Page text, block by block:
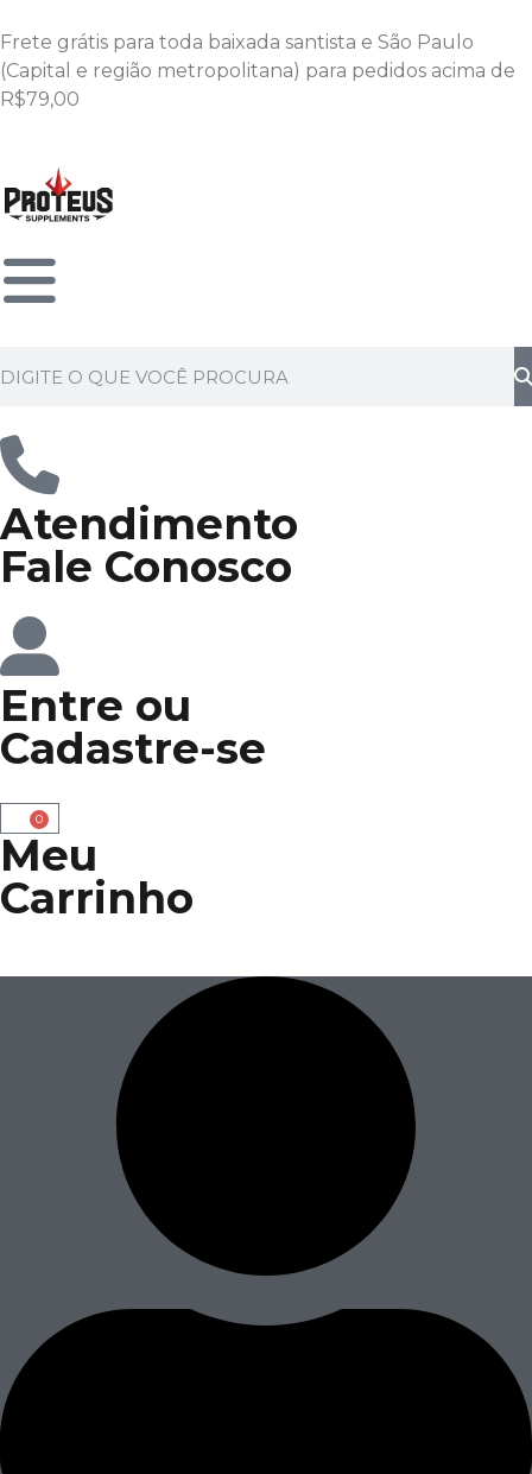
Frete grátis para toda baixada santista e São Paulo
(Capital e região metropolitana) para pedidos acima de
R$79,00
Atendimento
Fale Conosco
Entre ou
Cadastre-se
0
Meu
Carrinho